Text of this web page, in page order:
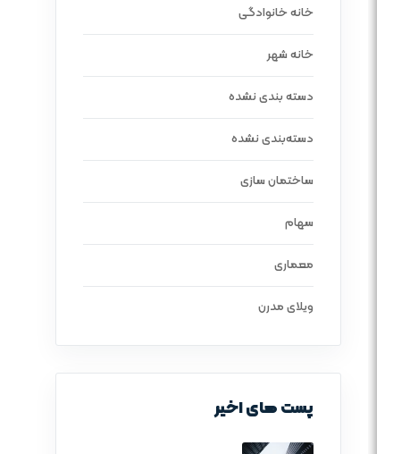
خانه خانوادگی
خانه شهر
دسته بندی نشده
دسته‌بندی نشده
ساختمان سازی
سهام
معماری
ویلای مدرن
پست های اخیر